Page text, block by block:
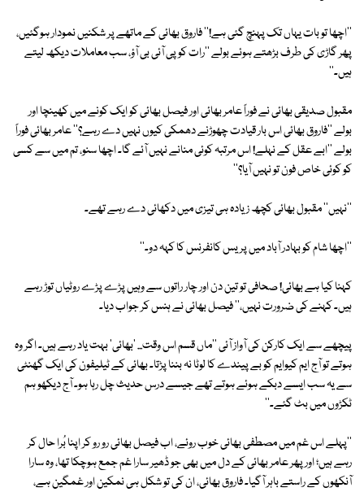
''اچھا تو بات یہاں تک پہنچ گئی ہے!'' فاروق بھائی کے ماتھے پر شکنیں نمودار ہوگئیں،
پھر گاڑی کی طرف بڑھتے ہوئے بولے ''رات کو پی آئی بی آؤ، سب معاملات دیکھ لیتے
ہیں۔''
مقبول صدیقی بھائی نے فوراً عامر بھائی اور فیصل بھائی کو ایک کونے میں کھینچا اور
بولے ''فاروق بھائی اس بار قیادت چھوڑنے دھمکی کیوں نہیں دے رہے؟'' عامر بھائی فوراً
بولے ''ابے عقل کے نہلے! اس مرتبہ کوئی منانے نہیں آئے گا۔ اچھا سنو، تم میں سے کسی
کو کوئی خاص فون تو نہیں آیا؟''
''نہیں'' مقبول بھائی کچھ زیادہ ہی تیزی میں دکھائی دے رہے تھے۔
''اچھا شام کو بہادر آباد میں پریس کانفرنس کا کہہ دو۔''
کہنا کیا ہے بھائی! صحافی تو تین دن اور چار راتوں سے وہیں پڑے پڑے روٹیاں توڑ رہے
ہیں۔ کہنے کی ضرورت نہیں،'' فیصل بھائی نے ہنس کر جواب دیا۔
پیچھے سے ایک کارکن کی آواز آئی ''ماں قسم اس وقت... 'بھائی' بہت یاد رہے ہیں۔ اگر وہ
ہوتے تو آج ایم کیوایم کو بے پیندے کا لوٹا نہ بننا پڑتا۔ بھائی کے ٹیلیفون کی ایک گھنٹی
سے یہ سب ایسے دبکے ہوئے ہوتے تھے جیسے درس حدیث چل رہا ہو۔ آج دیکھو ہم
ٹکڑوں میں بٹ گئے۔''
''پہلے اس غم میں مصطفی بھائی خوب روئے، اب فیصل بھائی رو رو کر اپنا بُرا حال کر
رہے ہیں؛ اور پھر عامر بھائی کے دل میں بھی جو ڈھیر سارا غم جمع ہوچکا تھا، وہ سارا
آنکھوں کے راستے باہر آگیا۔ فاروق بھائی، ان کی تو شکل ہی نمکین اور غمگین ہے،